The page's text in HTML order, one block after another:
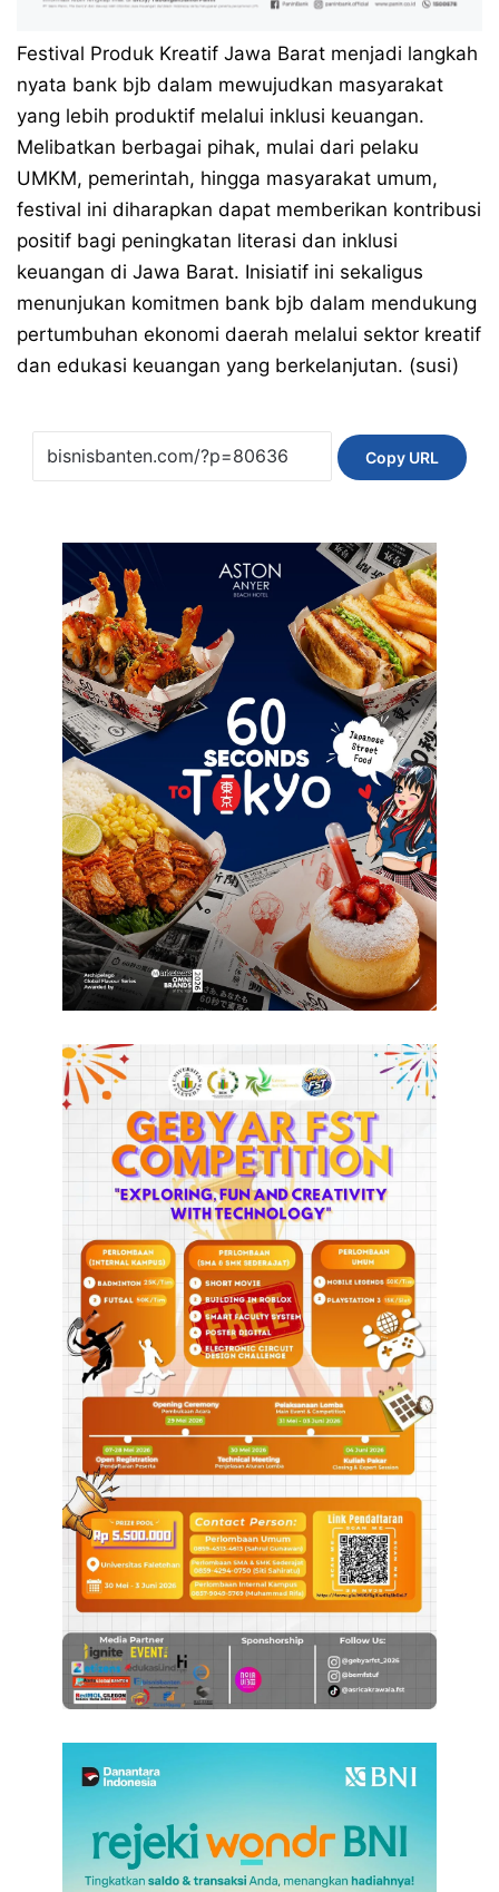
Festival Produk Kreatif Jawa Barat menjadi langkah
nyata bank bjb dalam mewujudkan masyarakat
yang lebih produktif melalui inklusi keuangan.
Melibatkan berbagai pihak, mulai dari pelaku
UMKM, pemerintah, hingga masyarakat umum,
festival ini diharapkan dapat memberikan kontribusi
positif bagi peningkatan literasi dan inklusi
keuangan di Jawa Barat. Inisiatif ini sekaligus
menunjukan komitmen bank bjb dalam mendukung
pertumbuhan ekonomi daerah melalui sektor kreatif
dan edukasi keuangan yang berkelanjutan. (susi)
Copy URL